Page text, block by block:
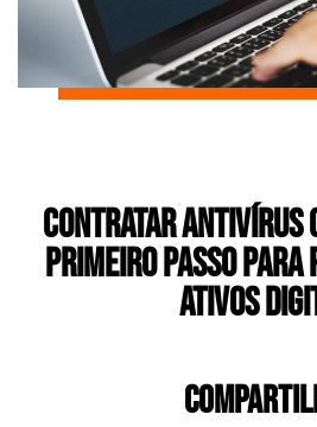
Contratar Antivírus
Primeiro Passo
Ativos